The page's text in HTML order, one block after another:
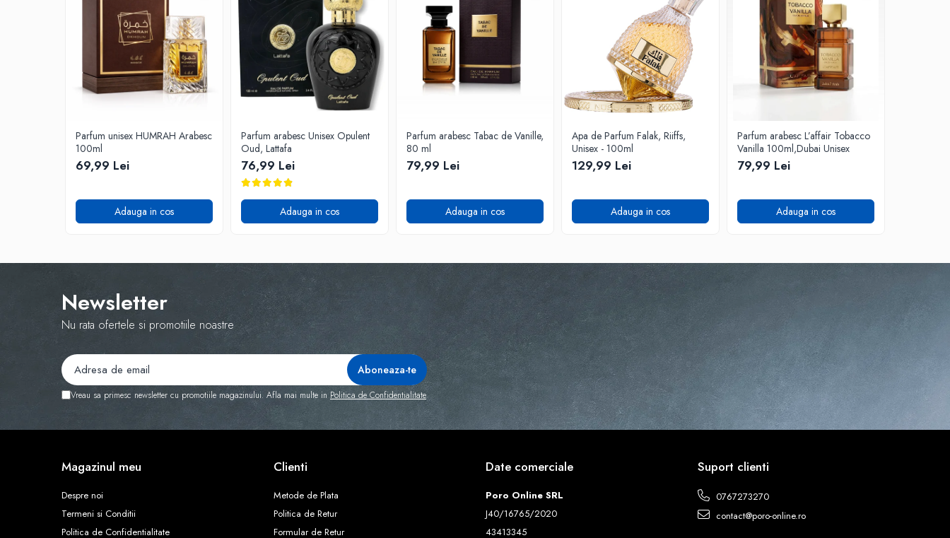
Parfum unisex HUMRAH Arabesc
100ml
69,99 Lei
Adauga in cos
Parfum arabesc Unisex Opulent
Oud, Lattafa
76,99 Lei
Adauga in cos
Parfum arabesc Tabac de Vanille,
80 ml
79,99 Lei
Adauga in cos
Apa de Parfum Falak, Riiffs,
Unisex - 100ml
129,99 Lei
Adauga in cos
Parfum arabesc L’affair Tobacco
Vanilla 100ml,Dubai Unisex
79,99 Lei
Adauga in cos
Newsletter
Nu rata ofertele si promotiile noastre
Vreau sa primesc newsletter cu promotiile magazinului. Afla mai multe in Politica de Confidentialitate
Magazinul meu
Despre noi
Termeni si Conditii
Politica de Confidentialitate
Clienti
Metode de Plata
Politica de Retur
Formular de Retur
Date comerciale
Poro Online SRL
J40/16765/2020
43413345
Suport clienti
0767273270
contact@poro-online.ro